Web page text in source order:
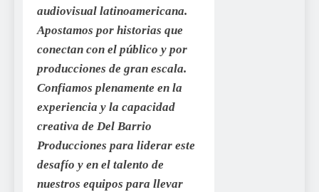
audiovisual latinoamericana.
Apostamos por historias que
conectan con el público y por
producciones de gran escala.
Confiamos plenamente en la
experiencia y la capacidad
creativa de Del Barrio
Producciones para liderar este
desafío y en el talento de
nuestros equipos para llevar